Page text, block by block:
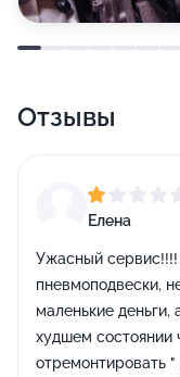
Отзывы
Елена
Ужасный сервис!!!!
пневмоподвески,
маленькие
худшем состоянии
отремонтировать "